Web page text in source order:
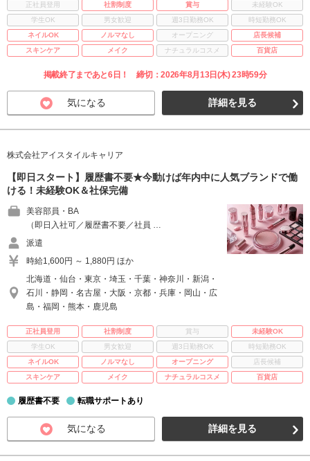
正社員登用 社割制度 賞与
未経験OK
学生OK
男女歓迎 週3日勤務OK
時短勤務OK
ネイルOK
ノルマなし オープニング
店長候補
スキンケア
メイク ナチュラルコスメ 百貨店
掲載終了まであと6日！ 締切：2026年8月13日(木) 23時59分
気になる 詳細を見る
株式会社アイスタイルキャリア
【即日スタート】履歴書不要★今動けば年内中に人気ブランドで働
ける！未経験OK＆社保完備
美容部員・BA
（即日入社可／履歴書不要／社員 …
派遣
時給1,600円 ～ 1,880円 ほか
北海道・仙台・東京・埼玉・千葉・神奈川・新潟・
石川・静岡・名古屋・大阪・京都・兵庫・岡山・広
島・福岡・熊本・鹿児島
正社員登用 社割制度 賞与
未経験OK
学生OK
男女歓迎 週3日勤務OK
時短勤務OK
ネイルOK
ノルマなし オープニング
店長候補
スキンケア
メイク ナチュラルコスメ 百貨店
履歴書不要 転職サポートあり
気になる 詳細を見る